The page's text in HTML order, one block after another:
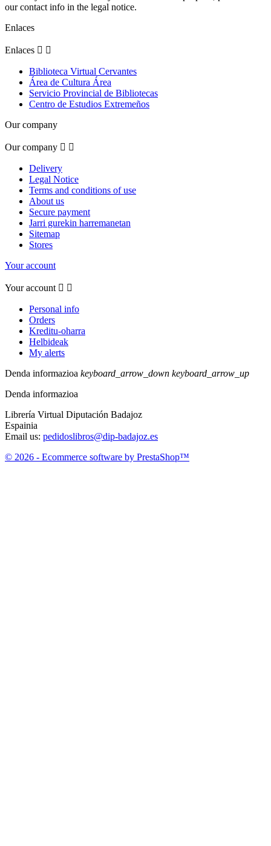
our contact info in the legal notice.
Enlaces
Enlaces  
Biblioteca Virtual Cervantes
Área de Cultura Área
Servicio Provincial de Bibliotecas
Centro de Estudios Extremeños
Our company
Our company  
Delivery
Legal Notice
Terms and conditions of use
About us
Secure payment
Jarri gurekin harremanetan
Sitemap
Stores
Your account
Your account  
Personal info
Orders
Kreditu-oharra
Helbideak
My alerts
Denda informazioa keyboard_arrow_down keyboard_arrow_up
Denda informazioa
Librería Virtual Diputación Badajoz
Espainia
Email us: pedidoslibros@dip-badajoz.es
© 2026 - Ecommerce software by PrestaShop™